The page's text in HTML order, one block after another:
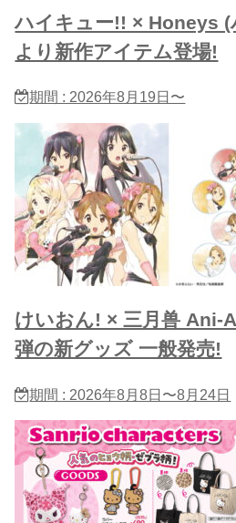
ハイキュー!! × Honeys (
より新作アイテム登場!
期間 : 2026年8月19日〜
けいおん! × 三月兽 Ani-
弾の新グッズ 一般発売!
期間 : 2026年8月8日〜8月24日